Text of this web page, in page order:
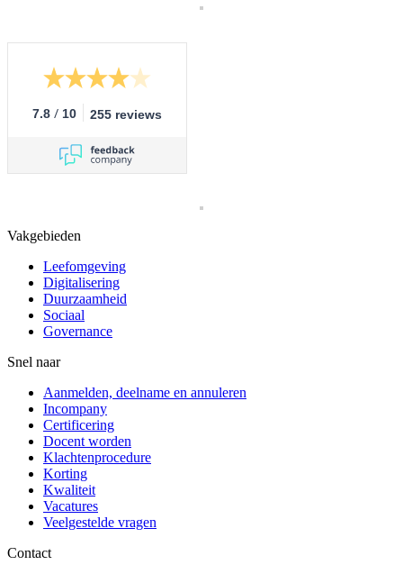
7.8 / 10 255 reviews
Vakgebieden
Leefomgeving
Digitalisering
Duurzaamheid
Sociaal
Governance
Snel naar
Aanmelden, deelname en annuleren
Incompany
Certificering
Docent worden
Klachtenprocedure
Korting
Kwaliteit
Vacatures
Veelgestelde vragen
Contact